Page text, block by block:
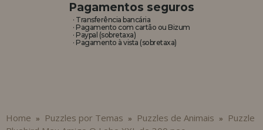
Pagamentos seguros
· Transferência bancária
· Pagamento com cartão ou Bizum
· Paypal (sobretaxa)
· Pagamento à vista (sobretaxa)
Home » Puzzles por Temas » Puzzles de Animais »
Puzzle